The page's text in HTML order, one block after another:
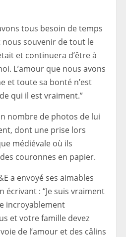
tous besoin de temps
souvenir de tout le
et continuera d’être à
L’amour que nous avons
et toute sa bonté n’est
qui il est vraiment.”
nombre de photos de lui
dont une prise lors
médiévale où ils
couronnes en papier.
a envoyé ses aimables
écrivant : “Je suis vraiment
incroyablement
et votre famille devez
de l’amour et des câlins